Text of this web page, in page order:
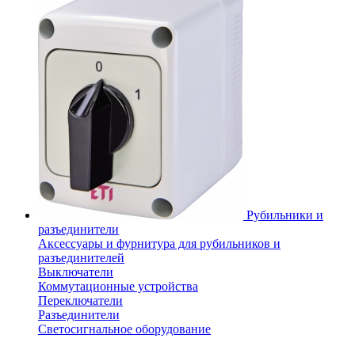
Рубильники и
разъединители
Аксессуары и фурнитура для рубильников и
разъединителей
Выключатели
Коммутационные устройства
Переключатели
Разъединители
Светосигнальное оборудование